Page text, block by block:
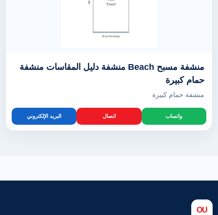
منشفة مسبح Beach منشفة دليل المقاسات منشفة
حمام كبيرة
منشفة حمام كبيرة
واتساب اتصال البريد الإلكتروني
OU